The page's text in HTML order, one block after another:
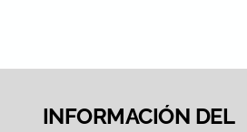
INFORMACIÓN DEL